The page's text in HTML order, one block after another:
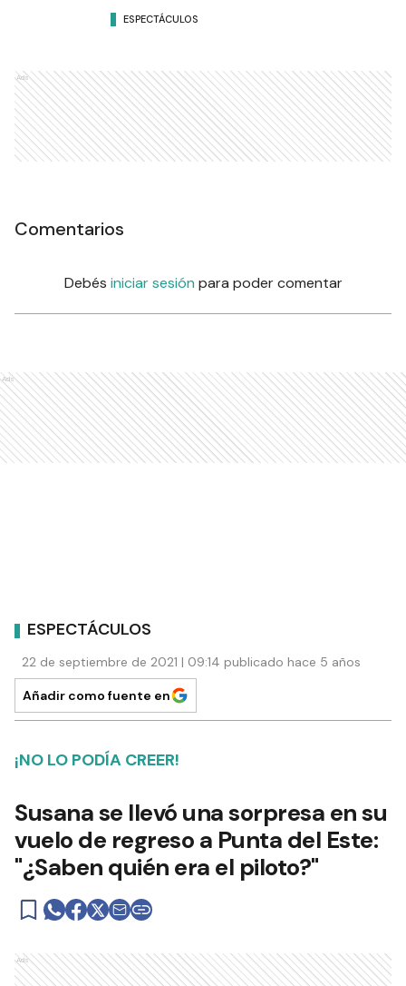
ESPECTÁCULOS
Ads
Comentarios
Debés iniciar sesión para poder comentar
Ads
ESPECTÁCULOS
22 de septiembre de 2021 | 09:14 publicado hace 5 años
Añadir como fuente en
¡NO LO PODÍA CREER!
Susana se llevó una sorpresa en su
vuelo de regreso a Punta del Este:
"¿Saben quién era el piloto?"
Ads